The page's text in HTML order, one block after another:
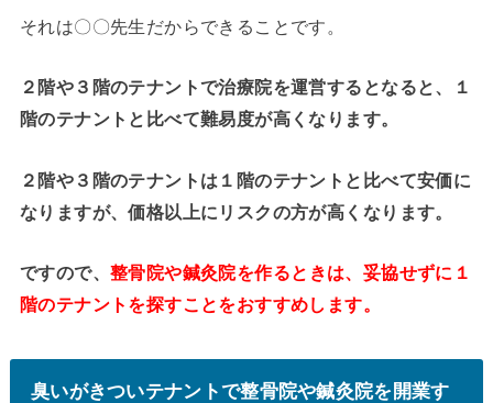
それは〇〇先生だからできることです。
２階や３階のテナントで治療院を運営するとなると、１
階のテナントと比べて難易度が高くなります。
２階や３階のテナントは１階のテナントと比べて安価に
なりますが、価格以上にリスクの方が高くなります。
ですので、 整骨院や鍼灸院を作るときは、妥協せずに１
階のテナントを探すことをおすすめします。
臭いがきついテナントで整骨院や鍼灸院を開業す